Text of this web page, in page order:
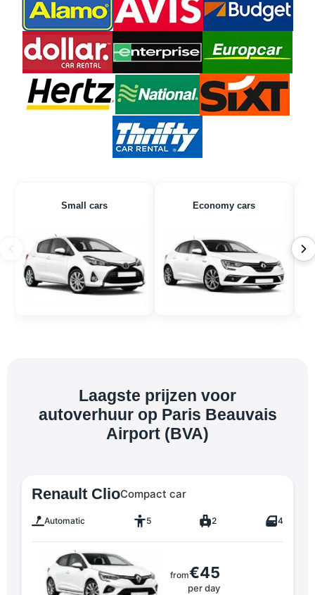
Small cars Economy cars
Laagste prijzen voor
autoverhuur op Paris Beauvais
Airport (BVA)
Renault ClioCompact car
Automatic 5 2 4
from€45
per day